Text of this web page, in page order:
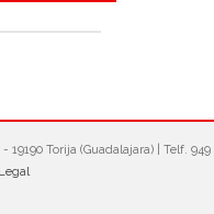
Torija (Guadalajara) | Telf. 949